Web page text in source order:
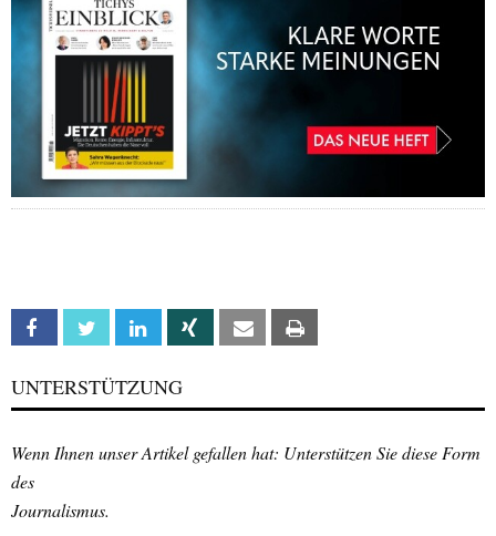
Facebook Twitter Linkedin Xing Email
UNTERSTÜTZUNG
Wenn Ihnen unser Artikel gefallen hat: Unterstützen Sie diese Form
des
Journalismus.